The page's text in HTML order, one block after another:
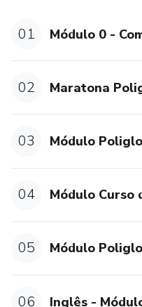
01 Módulo 0 -
02 Maratona
03 Módulo
04 Módulo Curso
05 Módulo
06 Inglês -